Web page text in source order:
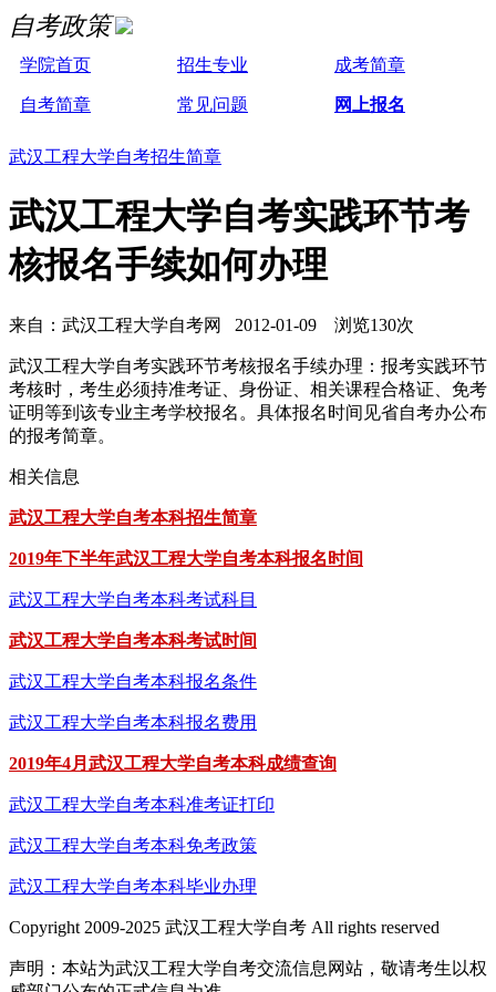
自考政策
学院首页 招生专业 成考简章
自考简章 常见问题 网上报名
武汉工程大学自考招生简章
武汉工程大学自考实践环节考
核报名手续如何办理
来自：武汉工程大学自考网 2012-01-09 浏览130次
武汉工程大学自考实践环节考核报名手续办理： 报考实践环节
考核时，考生必须持准考证、身份证、相关课程合格证、免考
证明等到该专业主考学校报名。具体报名时间见省自考办公布
的报考简章。
相关信息
武汉工程大学自考本科招生简章
2019年下半年武汉工程大学自考本科报名时间
武汉工程大学自考本科考试科目
武汉工程大学自考本科考试时间
武汉工程大学自考本科报名条件
武汉工程大学自考本科报名费用
2019年4月武汉工程大学自考本科成绩查询
武汉工程大学自考本科准考证打印
武汉工程大学自考本科免考政策
武汉工程大学自考本科毕业办理
Copyright 2009-2025 武汉工程大学自考 All rights reserved
声明：本站为武汉工程大学自考交流信息网站，敬请考生以权